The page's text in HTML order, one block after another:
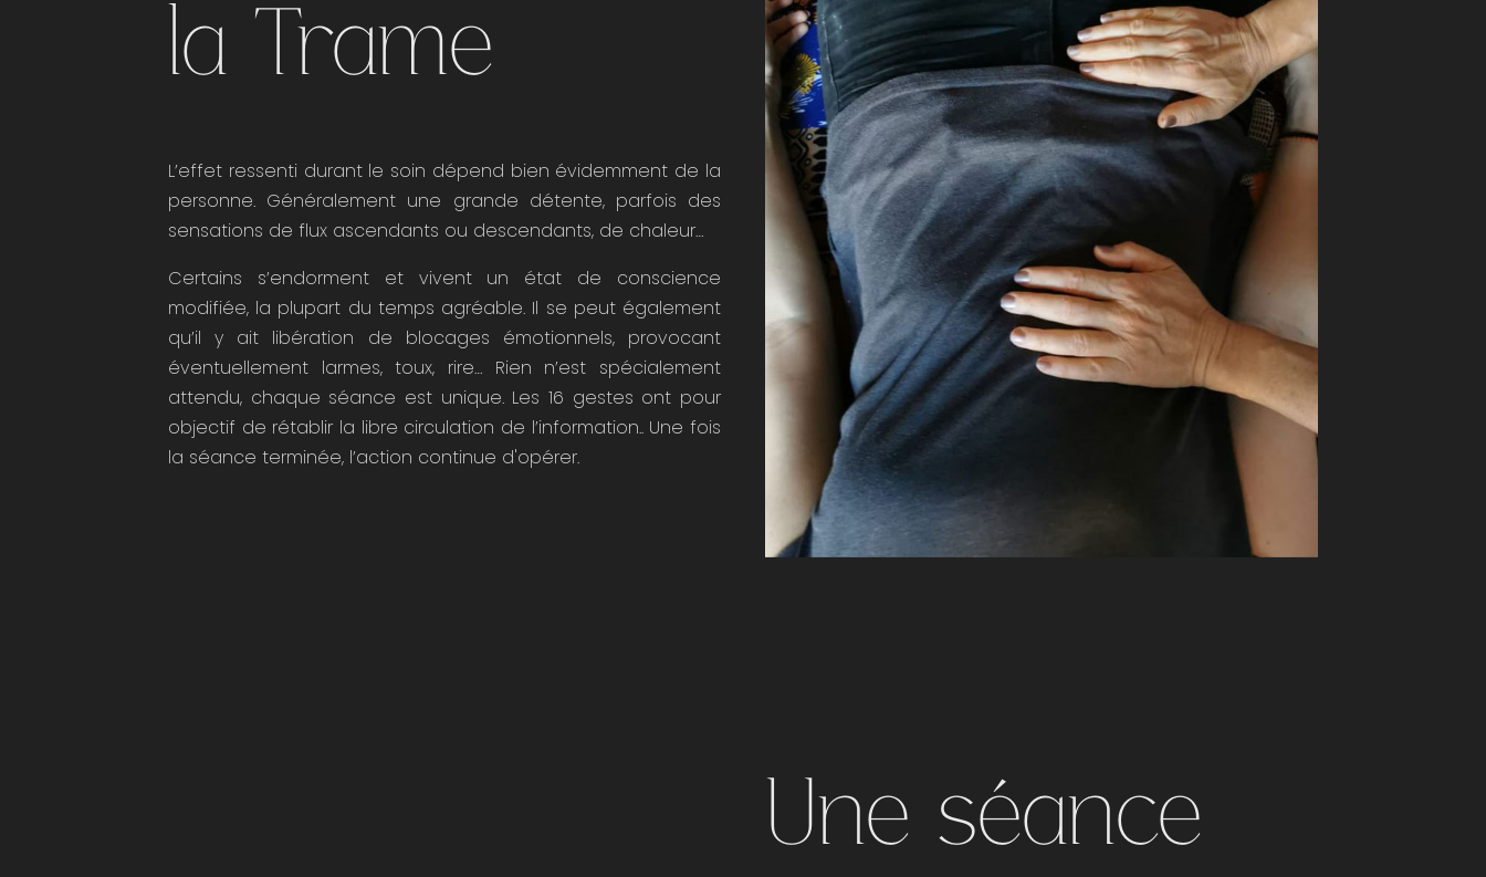
la Trame
L’effet ressenti durant le soin dépend bien évidemment de la
personne. Généralement une grande détente, parfois des
sensations de flux ascendants ou descendants, de chaleur…
Certains s’endorment et vivent un état de conscience
modifiée, la plupart du temps agréable. Il se peut également
qu’il y ait libération de blocages émotionnels, provocant
éventuellement larmes, toux, rire… Rien n’est spécialement
attendu, chaque séance est unique. Les 16 gestes ont pour
objectif de rétablir la libre circulation de l’information.. Une fois
la séance terminée, l’action continue d'opérer.
Une séance